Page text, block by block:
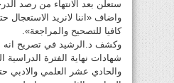
ستعلن بعد الانتهاء من رصد
واضاف «اننا لانريد الاستعجال
كافيا للتصحيح والمراجعة».
وكشف د.الرشيد في تصريح انه
شهادات نهاية الفترة الدراسية
والحادي عشر العلمي والادبي